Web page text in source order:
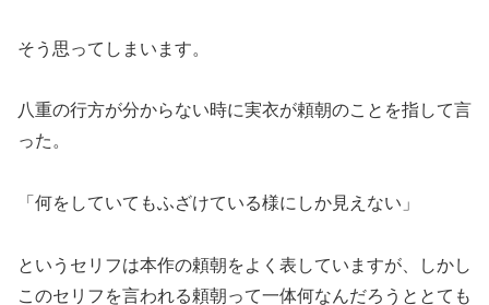
そう思ってしまいます。
八重の行方が分からない時に実衣が頼朝のことを指して言
った。
「何をしていてもふざけている様にしか見えない」
というセリフは本作の頼朝をよく表していますが、しかし
このセリフを言われる頼朝って一体何なんだろうととても